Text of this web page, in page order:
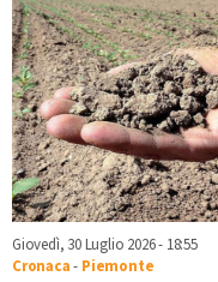
Giovedì, 30 Luglio 2026 - 18:55
Cronaca- Piemonte